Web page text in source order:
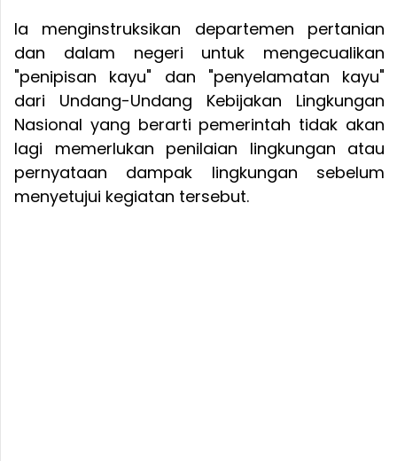
Ia menginstruksikan departemen pertanian
dan dalam negeri untuk mengecualikan
"penipisan kayu" dan "penyelamatan kayu"
dari Undang-Undang Kebijakan Lingkungan
Nasional yang berarti pemerintah tidak akan
lagi memerlukan penilaian lingkungan atau
pernyataan dampak lingkungan sebelum
menyetujui kegiatan tersebut.